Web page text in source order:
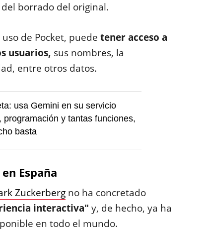
borrado del original.
de Pocket, puede tener acceso a
usuarios, sus nombres, la
entre otros datos.
usa Gemini en su servicio
programación y tantas funciones,
basta
España
Zuckerbergno ha concretado
interactiva" y, de hecho, ya ha
en todo el mundo.